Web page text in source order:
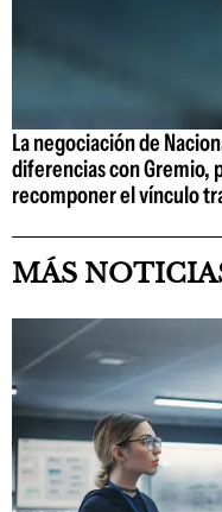
La negociación de
diferencias con Gremio,
recomponer el vínculo
MÁS